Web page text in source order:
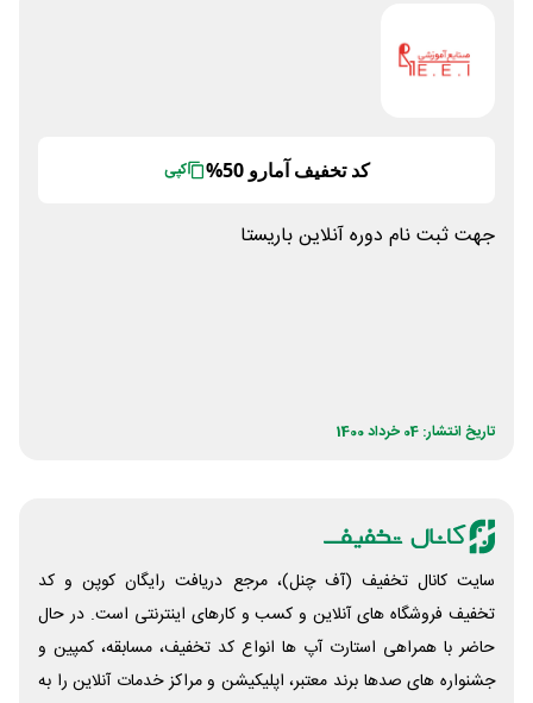
کد تخفیف آمارو 50% کپی
جهت ثبت نام دوره آنلاین باریستا
تاریخ انتشار: 04 خرداد 1400
سایت کانال تخفیف (آف چنل)، مرجع دریافت رایگان کوپن و کد
تخفیف فروشگاه های آنلاین و کسب و‌ کارهای اینترنتی است. در حال
حاضر با همراهی استارت آپ ها انواع کد تخفیف، مسابقه، کمپین و
جشنواره های صدها برند معتبر، اپلیکیشن و مراکز خدمات آنلاین را به